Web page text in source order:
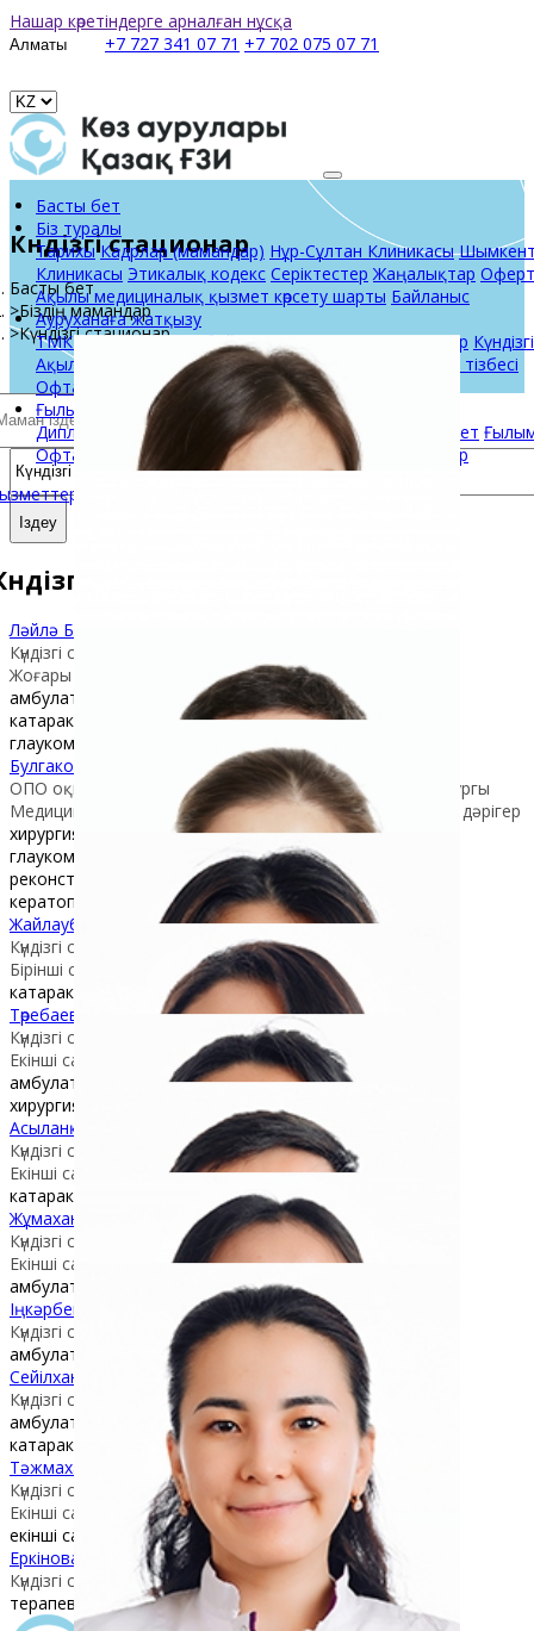
Нашар көретіндерге арналған нұсқа
+7 727 341 07 71 +7 702 075 07 71
Басты бет
Біз туралы
Тарихы Кадрлар (мамандар) Нұр-Сұлтан Клиникасы
Клиникасы Этикалық кодекс Серіктестер Жаңалықтар
Ақылы медициналық қызмет көрсету шарты Байланыс
Ауруханаға жатқызу
ТМККК және МӘМС бойынша нормативтік құжаттар
Ақылы бөлім
Емдеуге жатқызуға арналған талдаулар тізбесі
Офтальмология әліппесі
Ғылым және білім
Дипломнан кейін білім беру бөлімі Мемлекеттік қызмет
Офтальмологиялық журнал
Клиникалық хаттамалар
Күндізгі стационар
Басты бет
Біздің мамандар
Күндізгі стационар
Іздеу
стационар
Ләйлә Болатқызы Таштитова
Күндізгі стационар меңгерушісі / офтальмохирург
Жоғары санатты дәрігер
амбулаториялық хирургия
катаракта хирургиясы
глаукомаға диагностика
Булгакова Альмира Абдулхаковна
ОПО оқытушысы / күндізгі стационардың офтальмохирургы
Медицина ғылымдарының кандидаты, жоғары санатты дәрігер
хирургия соның ішінде балалар хирургиясы
глаукома хирургиясы
реконструктивті операциялар
кератопластика
Жайлаубеков Жандос Сырымұлы
Күндізгі стационар / офтальмохирург
Бірінші санатты дәрігер
катаракта хирургиясы
Төребаева Айдана Талғатқызы
Күндізгі стационар / офтальмохирург
Екінші санатты дәрігер
амбулаторная хирургия
хирургия катаракты диагностика на глаукому
Асыланқызы Әйгерім
Күндізгі стационар / офтальмохирург
Екінші санатты дәрігер
катаракта хирургиясы
Жұмаханова Сымбат Қымбатқызы
Күндізгі стационар / офтальмохирург
Екінші санатты дәрігер
амбулаториялық хирургия
Іңкәрбекова Ұлжан Қайратқызы
Күндізгі стационар / офтальмохирург
амбулаториялық хирургия
Сейілханов Мирас Турсынханұлы
Күндізгі стационар / офтальмохирургмохирург
амбулаториялық хирургия
катаракта хирургиясы
Тәжмаханова Гүлнәзия Найзабекқызы
Күндізгі стационар / терапевт
Екінші санатты дәрігер
екінші санатты терапевт дәрігердің консультациясы
Еркінова Азиза Ерматқызы
Күндізгі стационар / терапевт
терапевт дәрігерінің кеңесі